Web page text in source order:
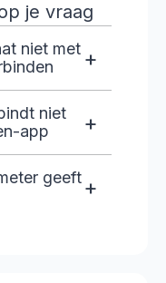
je vraag
niet met +
niet
app
+
geeft+